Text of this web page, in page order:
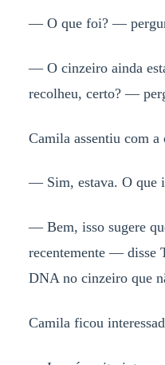
— O que foi? —
— O cinzeiro ainda
recolheu, certo? —
Camila assentiu com a
— Sim, estava. O que
— Bem, isso sugere
recentemente — disse
DNA no cinzeiro que
Camila ficou